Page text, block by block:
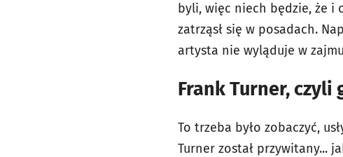
byli, więc niech będzie, że i
zatrząsł się w posadach.
artysta nie wyląduje w
Frank Turner, czyli
To trzeba było zobaczyć,
Turner został przywitany...